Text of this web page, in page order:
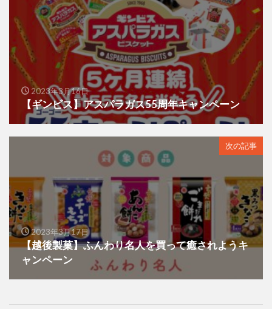
2023年3月16日
【ギンビス】アスパラガス55周年キャンペーン
次の記事
2023年3月17日
【越後製菓】ふんわり名人を買って癒されようキ
ャンペーン